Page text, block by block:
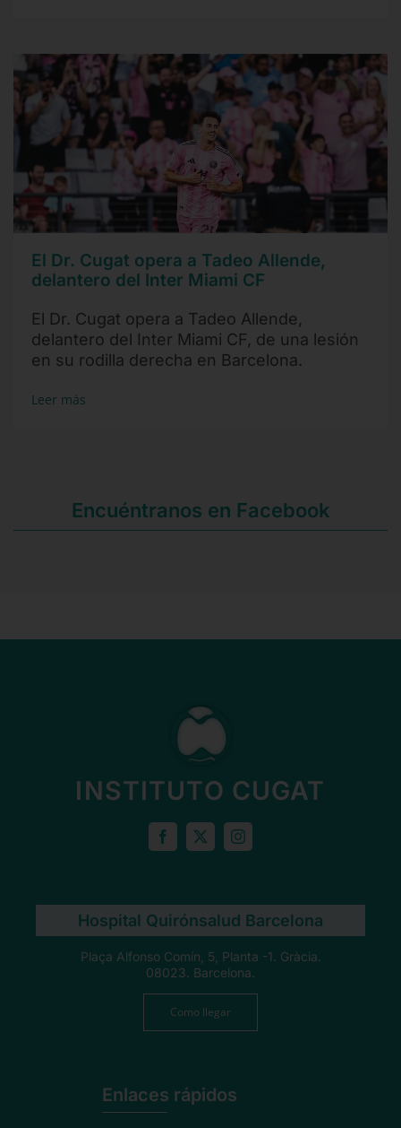
El Dr. Cugat opera a Tadeo Allende,
delantero del Inter Miami CF
El Dr. Cugat opera a Tadeo Allende,
delantero del Inter Miami CF, de una lesión
en su rodilla derecha en Barcelona.
Leer más
Encuéntranos en Facebook
INSTITUTO CUGAT
Enlaces rápidos
Hospital Quirónsalud Barcelona
Plaça Alfonso Comín, 5, Planta -1. Gràcia.
08023. Barcelona.
Como llegar